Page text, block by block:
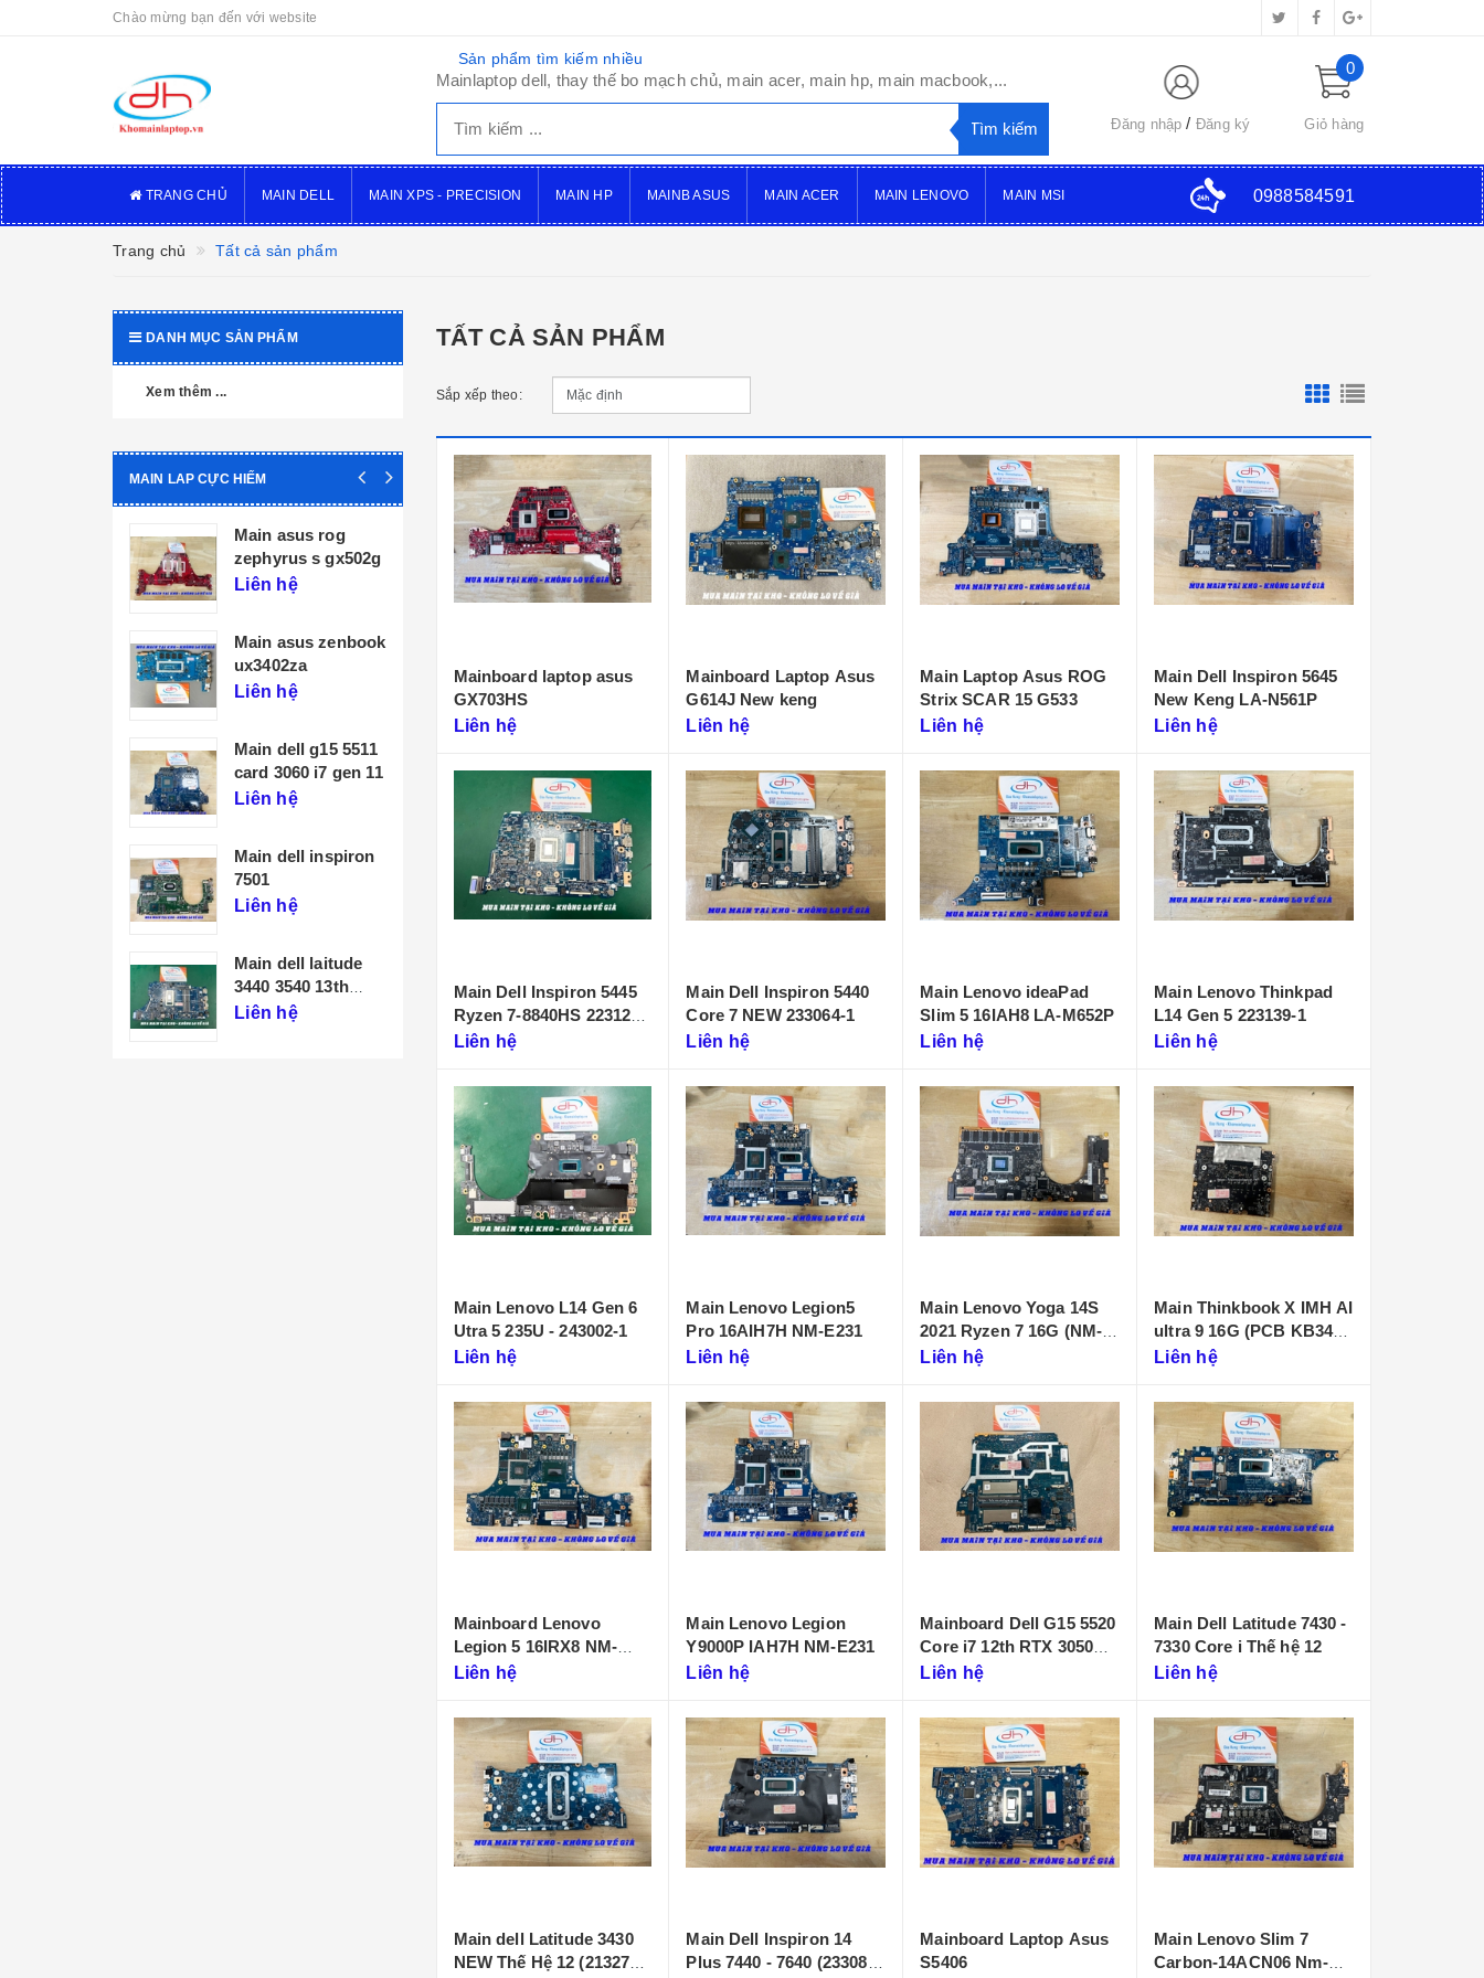
Chào mừng bạn đến với website
Sản phẩm tìm kiếm nhiều
Mainlaptop dell, thay thế bo mạch chủ, main acer, main hp, main macbook,...
Đăng nhập Đăng ký
0
Giỏ hàng
TRANG CHỦ MAIN DELL MAIN XPS - PRECISION MAIN HP MAINB ASUS MAIN ACER MAIN LENOVO MAIN MSI 0988584591
Trang chủ Tất cả sản phẩm
TẤT CẢ SẢN PHẨM
Sắp xếp theo:
Mainboard laptop asus
GX703HS
Liên hệ
Mainboard Laptop Asus
G614J New keng
Liên hệ
Main Laptop Asus ROG
Strix SCAR 15 G533
Liên hệ
Main Dell Inspiron 5645
New Keng LA-N561P
Liên hệ
Main Dell Inspiron 5445
Ryzen 7-8840HS 223125-
1Liên hệ
Main Dell Inspiron 5440
Core 7 NEW 233064-1
Liên hệ
Main Lenovo ideaPad
Slim 5 16IAH8 LA-M652P
Liên hệ
Main Lenovo Thinkpad
L14 Gen 5 223139-1
Liên hệ
Main Lenovo L14 Gen 6
Utra 5 235U - 243002-1
Liên hệ
Main Lenovo Legion5
Pro 16AIH7H NM-E231
Liên hệ
Main Lenovo Yoga 14S
2021 Ryzen 7 16G (NM-
D431)
Liên hệ
Main Thinkbook X IMH AI
ultra 9 16G (PCB KB340
NMF641)
Liên hệ
Mainboard Lenovo
Legion 5 16IRX8 NM-
F901
Liên hệ
Main Lenovo Legion
Y9000P IAH7H NM-E231
Liên hệ
Mainboard Dell G15 5520
Core i7 12th RTX 3050
LA-655P
Liên hệ
Main Dell Latitude 7430 -
7330 Core i Thế hệ 12
Liên hệ
Main dell Latitude 3430
NEW Thế Hệ 12 (213274-
Main Dell Inspiron 14
Plus 7440 - 7640 (233086-
Mainboard Laptop Asus
S5406
Main Lenovo Slim 7
Carbon-14ACN06 Nm-
DANH MỤC SẢN PHẨM
Xem thêm ...
MAIN LAP CỰC HIẾM
Main asus rog
zephyrus s gx502g
Liên hệ
Main asus zenbook
ux3402za
Liên hệ
Main dell g15 5511
card 3060 i7 gen 11
Liên hệ
Main dell inspiron
7501
Liên hệ
Main dell laitude
3440 3540 13th
213247-1
Liên hệ
Main dell xps 9320
core i5 i7 th12 la-
l071p
Liên hệ
Liên hệ